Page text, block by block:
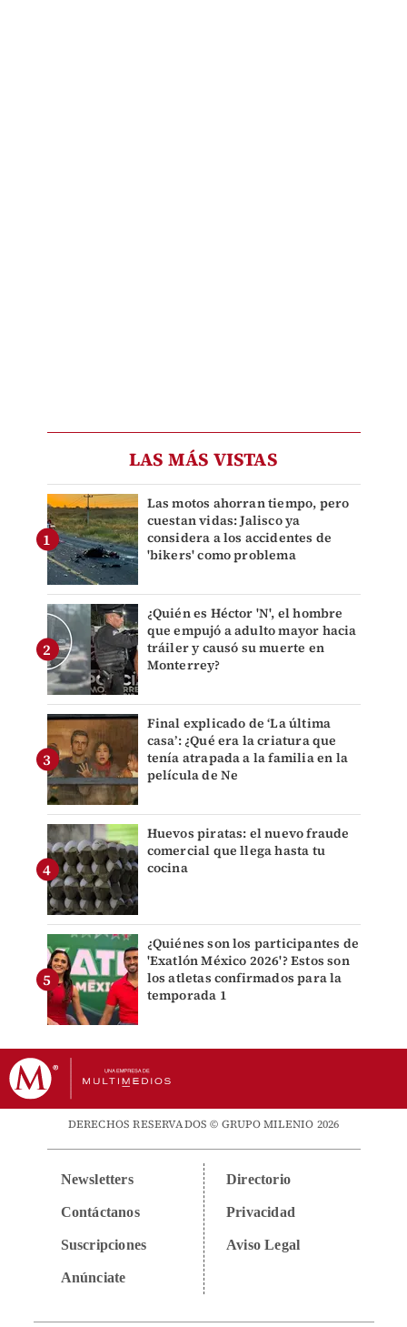
LAS MÁS VISTAS
Las motos ahorran tiempo, pero
cuestan vidas: Jalisco ya
considera a los accidentes de
'bikers' como problema
¿Quién es Héctor 'N', el hombre
que empujó a adulto mayor hacia
tráiler y causó su muerte en
Monterrey?
Final explicado de ‘La última
casa’: ¿Qué era la criatura que
tenía atrapada a la familia en la
película de Ne
Huevos piratas: el nuevo fraude
comercial que llega hasta tu
cocina
¿Quiénes son los participantes de
'Exatlón México 2026'? Estos son
los atletas confirmados para la
temporada 1
DERECHOS RESERVADOS © GRUPO MILENIO 2026
Newsletters
Contáctanos
Suscripciones
Anúnciate
Directorio
Privacidad
Aviso Legal